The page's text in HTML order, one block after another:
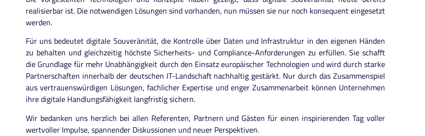
realisierbar ist. Die notwendigen Lösungen sind vorhanden, nun müssen sie nur noch konsequent eingesetzt
werden.
Für uns bedeutet digitale Souveränität, die Kontrolle über Daten und Infrastruktur in den eigenen Händen
zu behalten und gleichzeitig höchste Sicherheits- und Compliance-Anforderungen zu erfüllen. Sie schafft
die Grundlage für mehr Unabhängigkeit durch den Einsatz europäischer Technologien und wird durch starke
Partnerschaften innerhalb der deutschen IT-Landschaft nachhaltig gestärkt. Nur durch das Zusammenspiel
aus vertrauenswürdigen Lösungen, fachlicher Expertise und enger Zusammenarbeit können Unternehmen
ihre digitale Handlungsfähigkeit langfristig sichern.
Wir bedanken uns herzlich bei allen Referenten, Partnern und Gästen für einen inspirierenden Tag voller
wertvoller Impulse, spannender Diskussionen und neuer Perspektiven.